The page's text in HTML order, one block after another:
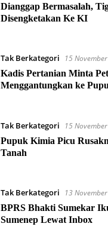
Dianggap Bermasalah,
Disengketakan Ke KI
Tak Berkategori
15
Kadis Pertanian Minta
Menggantungkan ke
Tak Berkategori
15
Pupuk Kimia Picu
Tanah
Tak Berkategori
13
BPRS Bhakti Sumekar
Sumenep Lewat Inbox